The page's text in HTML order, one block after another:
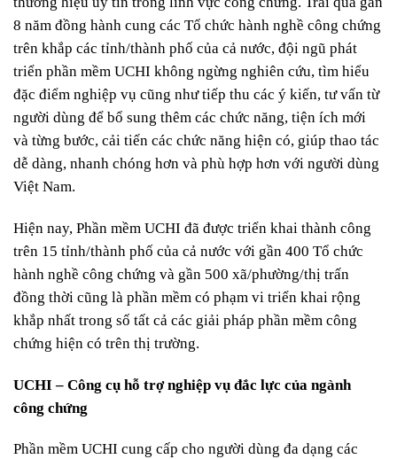
8 năm đồng hành cung các Tổ chức hành nghề công chứng
trên khắp các tỉnh/thành phố của cả nước, đội ngũ phát
triển phần mềm UCHI không ngừng nghiên cứu, tìm hiểu
đặc điểm nghiệp vụ cũng như tiếp thu các ý kiến, tư vấn từ
người dùng để bổ sung thêm các chức năng, tiện ích mới
và từng bước, cải tiến các chức năng hiện có, giúp thao tác
dễ dàng, nhanh chóng hơn và phù hợp hơn với người dùng
Việt Nam.
Hiện nay, Phần mềm UCHI đã được triển khai thành công
trên 15 tỉnh/thành phố của cả nước với gần 400 Tổ chức
hành nghề công chứng và gần 500 xã/phường/thị trấn
đồng thời cũng là phần mềm có phạm vi triển khai rộng
khắp nhất trong số tất cả các giải pháp phần mềm công
chứng hiện có trên thị trường.
UCHI – Công cụ hỗ trợ nghiệp vụ đắc lực của ngành
công chứng
Phần mềm UCHI cung cấp cho người dùng đa dạng các